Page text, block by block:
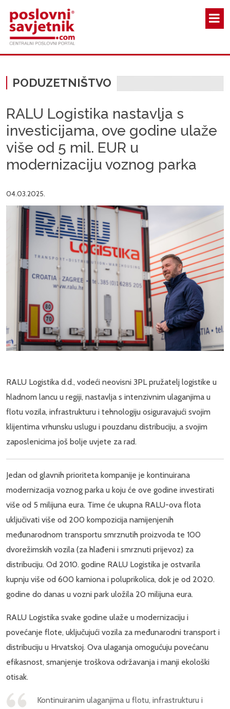
PODUZETNIŠTVO
RALU Logistika nastavlja s
investicijama, ove godine ulaže
više od 5 mil. EUR u
modernizaciju voznog parka
04.03.2025.
RALU Logistika d.d., vodeći neovisni 3PL pružatelj logistike u
hladnom lancu u regiji, nastavlja s intenzivnim ulaganjima u
flotu vozila, infrastrukturu i tehnologiju osiguravajući svojim
klijentima vrhunsku uslugu i pouzdanu distribuciju, a svojim
zaposlenicima još bolje uvjete za rad.
Jedan od glavnih prioriteta kompanije je kontinuirana
modernizacija voznog parka u koju će ove godine investirati
više od 5 milijuna eura. Time će ukupna RALU-ova flota
uključivati više od 200 kompozicija namijenjenih
međunarodnom transportu smrznutih proizvoda te 100
dvorežimskih vozila (za hlađeni i smrznuti prijevoz) za
distribuciju. Od 2010. godine RALU Logistika je ostvarila
kupnju više od 600 kamiona i poluprikolica, dok je od 2020.
godine do danas u vozni park uložila 20 milijuna eura.
RALU Logistika svake godine ulaže u modernizaciju i
povećanje flote, uključujući vozila za međunarodni transport i
distribuciju u Hrvatskoj. Ova ulaganja omogućuju povećanu
efikasnost, smanjenje troškova održavanja i manji ekološki
otisak.
Kontinuiranim ulaganjima u flotu, infrastrukturu i